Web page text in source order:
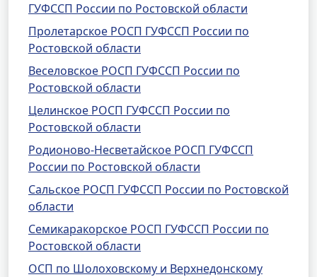
ГУФССП России по Ростовской области
Пролетарское РОСП ГУФССП России по
Ростовской области
Веселовское РОСП ГУФССП России по
Ростовской области
Целинское РОСП ГУФССП России по
Ростовской области
Родионово-Несветайское РОСП ГУФССП
России по Ростовской области
Сальское РОСП ГУФССП России по Ростовской
области
Семикаракорское РОСП ГУФССП России по
Ростовской области
ОСП по Шолоховскому и Верхнедонскому